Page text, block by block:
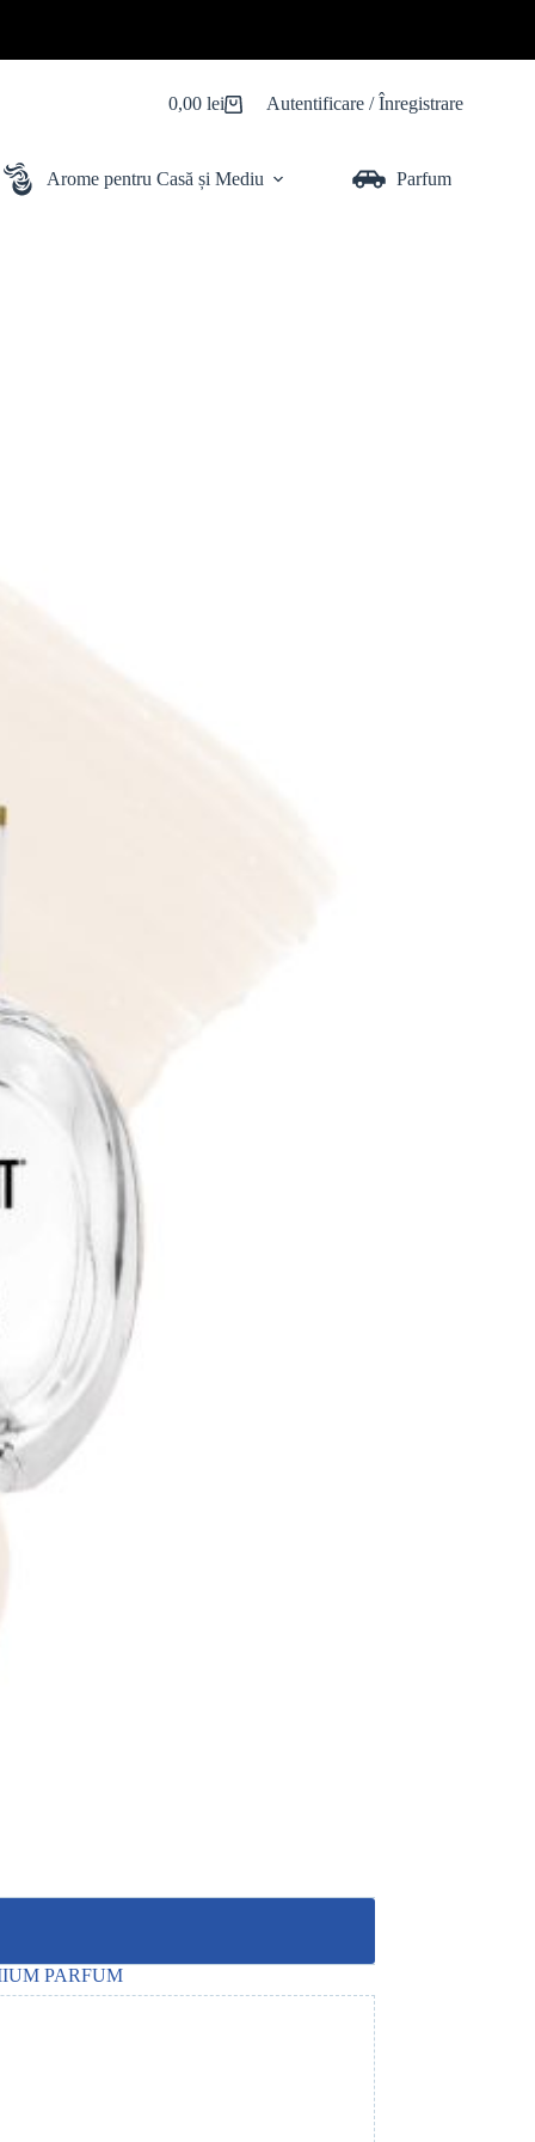
Coș
0,00 lei Autentificare / Înregistrare
Arome pentru Casă și Mediu Parfum Auto
PARFUM